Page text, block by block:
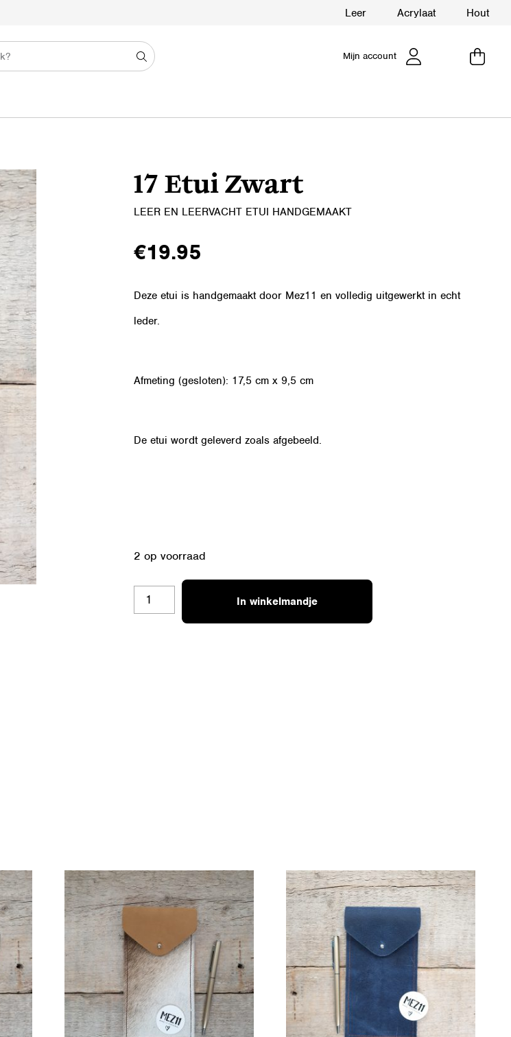
Leer Acrylaat Hout
Mijn account
17 Etui Zwart
LEER EN LEERVACHT ETUI HANDGEMAAKT
€19.95
Deze etui is handgemaakt door Mez11 en volledig uitgewerkt in echt
leder.
Afmeting (gesloten): 17,5 cm x 9,5 cm
De etui wordt geleverd zoals afgebeeld.
2 op voorraad
ETUI
In winkelmandje